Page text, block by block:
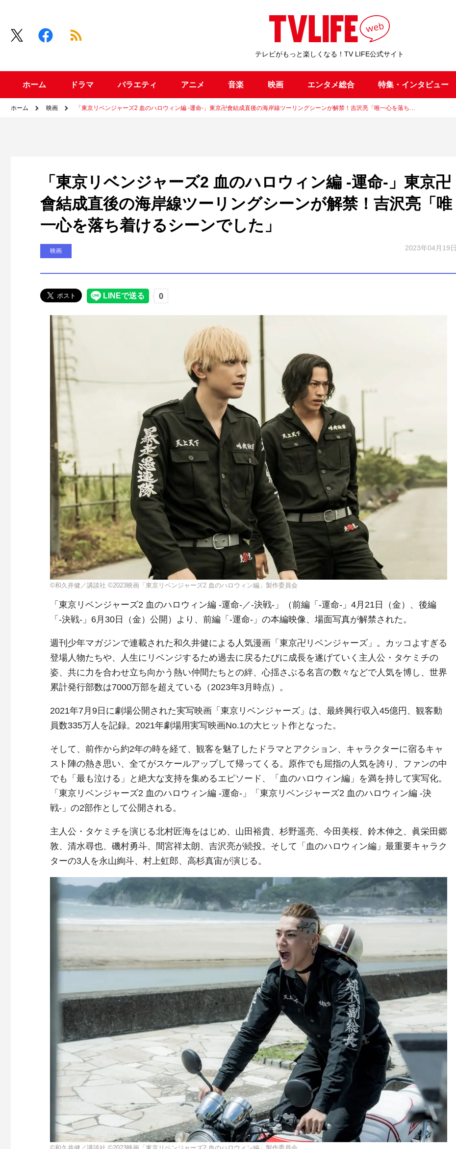
テレビがもっと楽しくなる！TV LIFE公式サイト
ホーム ドラマ バラエティ アニメ 音楽 映画 エンタメ総合 特集・インタビュー
ホーム 映画 「東京リベンジャーズ2 血のハロウィン編 -運命-」東京卍會結成直後の海岸線ツーリングシーンが解禁！吉沢亮「唯一心を落ち…
「東京リベンジャーズ2 血のハロウィン編 -運命-」東京卍
會結成直後の海岸線ツーリングシーンが解禁！吉沢亮「唯
一心を落ち着けるシーンでした」
映画 2023年04月19日
©和久井健／講談社 ©2023映画「東京リベンジャーズ2 血のハロウィン編」製作委員会
「東京リベンジャーズ2 血のハロウィン編 -運命-／-決戦-」（前編「-運命-」4月21日（金）、後編
「-決戦-」6月30日（金）公開）より、前編「-運命-」の本編映像、場面写真が解禁された。
週刊少年マガジンで連載された和久井健による人気漫画「東京卍リベンジャーズ」。カッコよすぎる
登場人物たちや、人生にリベンジするため過去に戻るたびに成長を遂げていく主人公・タケミチの
姿、共に力を合わせ立ち向かう熱い仲間たちとの絆、心揺さぶる名言の数々などで人気を博し、世界
累計発行部数は7000万部を超えている（2023年3月時点）。
2021年7月9日に劇場公開された実写映画「東京リベンジャーズ」は、最終興行収入45億円、観客動
員数335万人を記録。2021年劇場用実写映画No.1の大ヒット作となった。
そして、前作から約2年の時を経て、観客を魅了したドラマとアクション、キャラクターに宿るキャ
スト陣の熱き思い、全てがスケールアップして帰ってくる。原作でも屈指の人気を誇り、ファンの中
でも「最も泣ける」と絶大な支持を集めるエピソード、「血のハロウィン編」を満を持して実写化。
「東京リベンジャーズ2 血のハロウィン編 -運命-」「東京リベンジャーズ2 血のハロウィン編 -決
戦-」の2部作として公開される。
主人公・タケミチを演じる北村匠海をはじめ、山田裕貴、杉野遥亮、今田美桜、鈴木伸之、眞栄田郷
敦、清水尋也、磯村勇斗、間宮祥太朗、吉沢亮が続投。そして「血のハロウィン編」最重要キャラク
ターの3人を永山絢斗、村上虹郎、高杉真宙が演じる。